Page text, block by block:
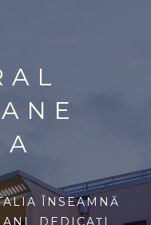
ÎNSEAMNĂ
ANI DEDICAȚI